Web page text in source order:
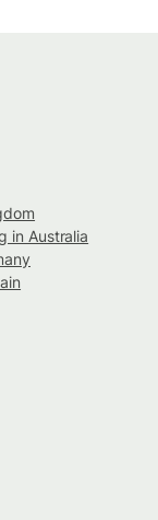
in Australia